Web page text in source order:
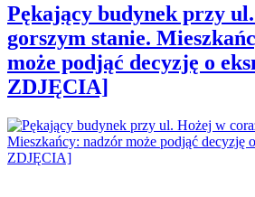
Pękający budynek przy
gorszym stanie.
może podjąć decyzję o
ZDJĘCIA]